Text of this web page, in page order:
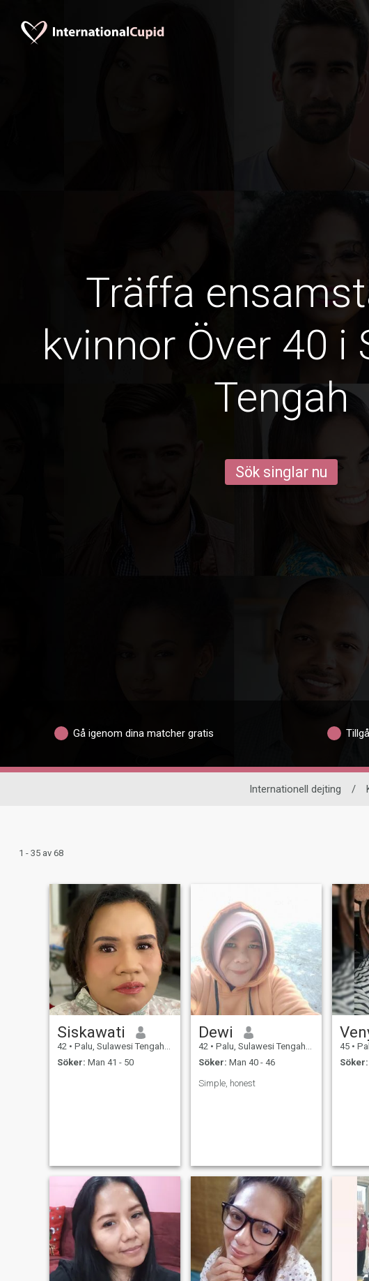
Träffa
kvinnor Över 40 i
Tengah
Sök singlar nu
Gå igenom dina matcher gratis
Internationell dejting /
1 - 35 av 68
Siskawati
42 • Palu, Sulawesi Tengah, Indonesien
Söker: Man 41 - 50
Dewi
42 • Palu, Sulawesi Tengah, Indonesien
Söker: Man 40 - 46
Simple, honest
45 •
Söker: